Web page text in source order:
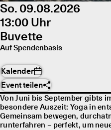
So. 09.08.2026
13:00 Uhr
Buvette
Auf Spendenbasis
Kalender
Event teilen
Von Juni bis September gibts
besondere Auszeit: Yoga in
Gemeinsam bewegen,
runterfahren – perfekt, um